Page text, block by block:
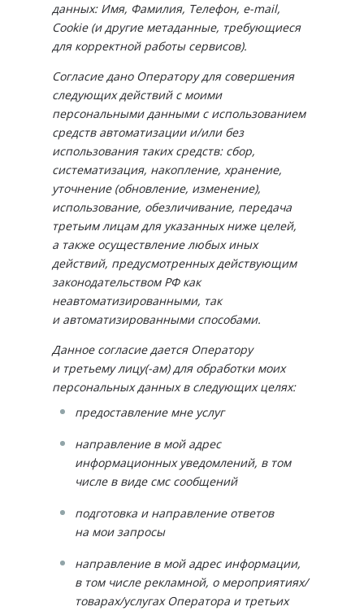
данных: Имя, Фамилия, Телефон, e-mail,
Cookie (и другие метаданные, требующиеся
для корректной работы сервисов).
Согласие дано Оператору для совершения
следующих действий с моими
персональными данными с использованием
средств автоматизации и/или без
использования таких средств: сбор,
систематизация, накопление, хранение,
уточнение (обновление, изменение),
использование, обезличивание, передача
третьим лицам для указанных ниже целей,
а также осуществление любых иных
действий, предусмотренных действующим
законодательством РФ как
неавтоматизированными, так
и автоматизированными способами.
Данное согласие дается Оператору
и третьему лицу(-ам) для обработки моих
персональных данных в следующих целях:
предоставление мне услуг
направление в мой адрес
информационных уведомлений, в том
числе в виде смс сообщений
подготовка и направление ответов
на мои запросы
направление в мой адрес информации,
в том числе рекламной, о мероприятиях/
товарах/услугах Оператора и третьих